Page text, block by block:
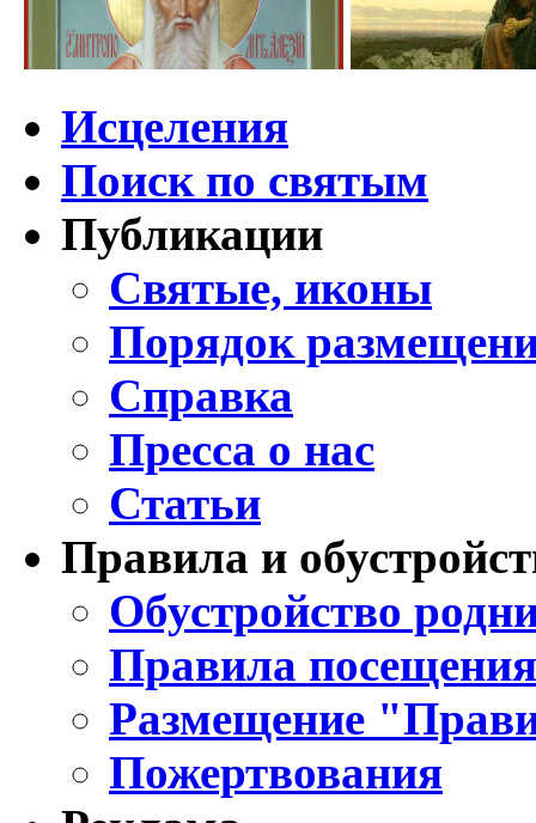
Исцеления
Поиск по святым
Публикации
Святые, иконы
Порядок
Справка
Пресса о нас
Статьи
Правила и
Обустройство
Правила
Размещение
Пожертвования